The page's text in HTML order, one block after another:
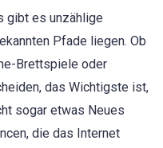
gibt es unzählige
Pfade liegen. Ob
Brettspiele oder
das Wichtigste ist,
sogar etwas Neues
die das Internet